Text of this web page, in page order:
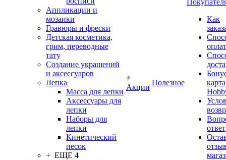
Аппликации и
мозаики
Гравюры и фрески
Детская косметика,
грим, переводные
тату
Создание украшений
и аксессуаров
Лепка
Масса для лепки
Аксессуары для
лепки
Наборы для
лепки
Кинетический
песок
+ ЕЩЕ 4
Акции
Полезное
Как
карта
ответ